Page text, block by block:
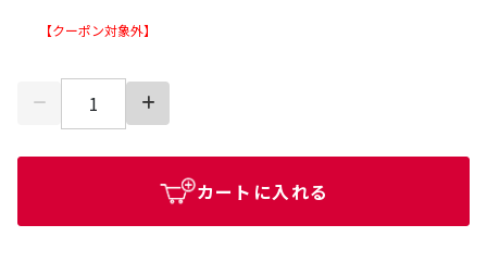
【クーポン対象外】
カートに入れる